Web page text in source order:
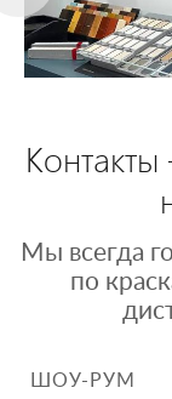
Мы всегда
по
ШОУ-РУМ